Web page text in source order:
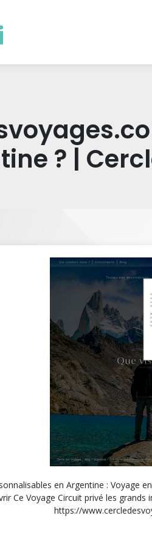
? |
en Argentine : Voyage
Ce Voyage Circuit privé les
https://